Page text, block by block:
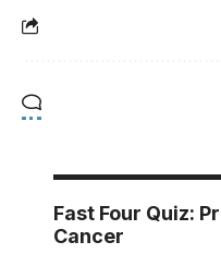
Fast Four Quiz:
Cancer